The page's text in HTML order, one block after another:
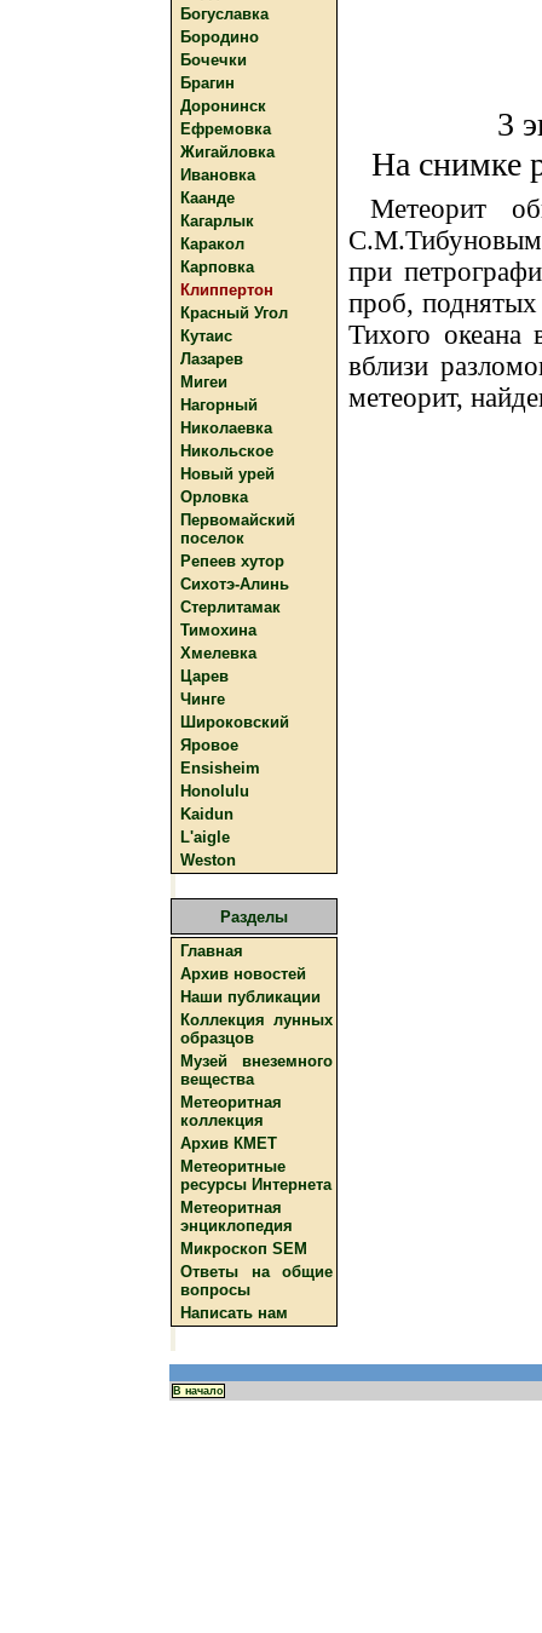
Богуславка
Бородино
Бочечки
Брагин
Доронинск
Ефремовка
Жигайловка
Ивановка
Каанде
Кагарлык
Каракол
Карповка
Клиппертон
Красный Угол
Кутаис
Лазарев
Мигеи
Нагорный
Николаевка
Никольское
Новый урей
Орловка
Первомайский
поселок
Репеев хутор
Сихотэ-Алинь
Стерлитамак
Тимохина
Хмелевка
Царев
Чинге
Широковский
Яровое
Ensisheim
Honolulu
Kaidun
L'aigle
Weston
Разделы
Главная
Архив новостей
Наши публикации
Коллекция лунных
образцов
Музей внеземного
вещества
Метеоритная
коллекция
Архив КМЕТ
Метеоритные
ресурсы Интернета
Метеоритная
энциклопедия
Микроскоп SEM
Ответы на общие
вопросы
Написать нам
3
На снимке
Метеорит
при
проб, поднятых
Тихого
вблизи
метеорит,
В начало